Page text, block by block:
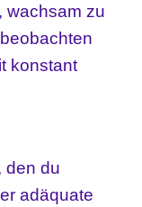
wachsam zu
konstant
den du
adäquate